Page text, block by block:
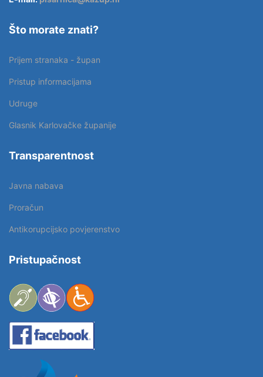
Što morate znati?
Prijem stranaka - župan
Pristup informacijama
Udruge
Glasnik Karlovačke županije
Transparentnost
Javna nabava
Proračun
Antikorupcijsko povjerenstvo
Pristupačnost